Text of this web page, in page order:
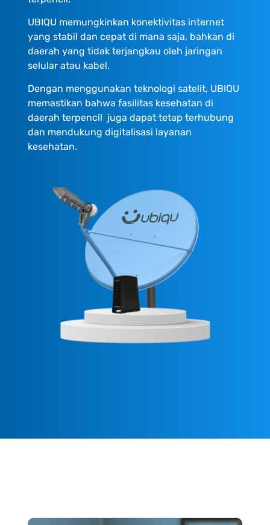
UBIQU memungkinkan konektivitas internet
yang stabil dan cepat di mana saja, bahkan di
daerah yang tidak terjangkau oleh jaringan
selular atau kabel.
Dengan menggunakan teknologi satelit, UBIQU
memastikan bahwa fasilitas kesehatan di
daerah terpencil juga dapat tetap terhubung
dan mendukung digitalisasi layanan
kesehatan.